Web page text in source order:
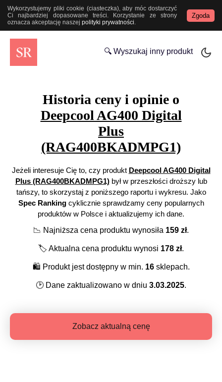
Wykorzystujemy pliki cookie (ciasteczka), aby móc dostarczyć
Ci najbardziej dopasowane treści. Korzystanie ze strony
oznacza akceptację naszej polityki prywatności.
Zgoda
🔍 Wyszukaj inny produkt
Historia ceny i opinie o
Deepcool AG400 Digital
Plus
(RAG400BKADMPG1)
Jeżeli interesuje Cię to, czy produkt Deepcool AG400 Digital
Plus (RAG400BKADMPG1)był w przeszłości droższy lub
tańszy, to skorzystaj z poniższego raportu i wykresu. Jako
Spec Rankingcyklicznie sprawdzamy ceny popularnych
produktów w Polsce i aktualizujemy ich dane.
📉 Najniższa cena produktu wynosiła 159 zł.
🏷️ Aktualna cena produktu wynosi 178 zł.
🛍️ Produkt jest dostępny w min. 16sklepach.
🕑 Dane zaktualizowano w dniu 3.03.2025.
Zobacz aktualną cenę